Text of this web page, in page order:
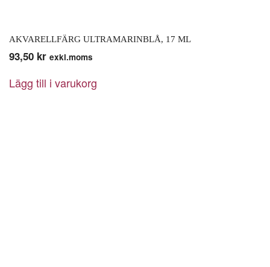
AKVARELLFÄRG ULTRAMARINBLÅ, 17 ML
93,50 kr exkl.moms
Lägg till i varukorg